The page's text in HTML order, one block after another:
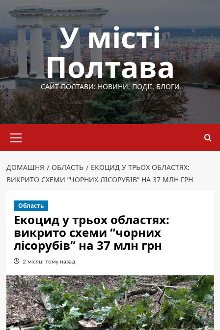
Перейти
вмісту
У місті
Полтава
САЙТ ПОЛТАВИ: НОВИНИ, ПОДІЇ, БЛОГИ
меню
ДОМАШНЯ ОБЛАСТЬ
ЕКОЦИД У ТРЬОХ ОБЛАСТЯХ:
ВИКРИТО СХЕМИ “ЧОРНИХ ЛІСОРУБІВ” НА 37 МЛН ГРН
Область
Екоцид у трьох областях:
викрито схеми “чорних
лісорубів” на 37 млн грн
2 місяці тому назад